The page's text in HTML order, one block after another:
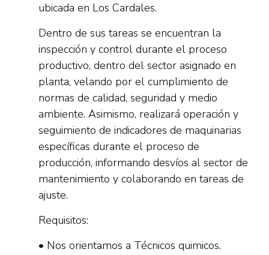
ubicada en Los Cardales.
Dentro de sus tareas se encuentran la
inspección y control durante el proceso
productivo, dentro del sector asignado en
planta, velando por el cumplimiento de
normas de calidad, seguridad y medio
ambiente. Asimismo, realizará operación y
seguimiento de indicadores de maquinarias
específicas durante el proceso de
producción, informando desvíos al sector de
mantenimiento y colaborando en tareas de
ajuste.
Requisitos:
• Nos orientamos a Técnicos quimicos.